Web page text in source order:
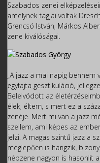
Szabados zenei
amelynek tagjai voltak
Grencsó István, Márkos
zene kiválóságai.
„A jazz a mai napig
egyfajta gesztikuláció,
Beleivódott az
élek, éltem, s mert ez a
zenéje. Mert mi van a jazz
szellem, ami képes az
jelzi. A magas szintű jazz a
meglepően is hangzik,
népzene nagyon is hasonlít